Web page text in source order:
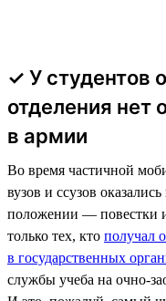
✓ У студентов
отделения нет
в армии
Во время частичной
вузов и ссузов
положении — повестки
только тех, кто получал
в государственных
службы учеба на очно-